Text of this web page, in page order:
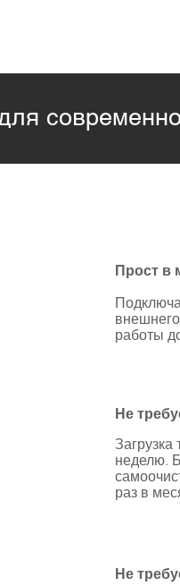
Прост в
работы
Не
Загрузка
неделю.
раз в
Не